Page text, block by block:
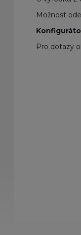
Možnost
Pro dotazy